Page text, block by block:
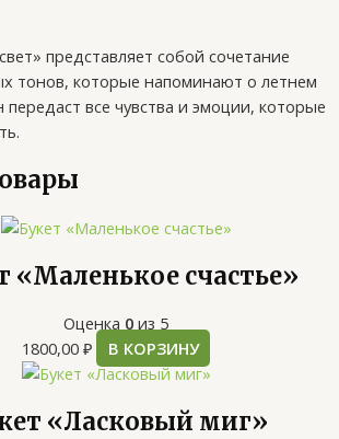
представляет собой сочетание
тонов, которые напоминают о летнем
передаст все чувства и эмоции, которые
«Маленькое счастье»
Оценка 0 из 5
1800,00 ₽ В КОРЗИНУ
«Ласковый миг»